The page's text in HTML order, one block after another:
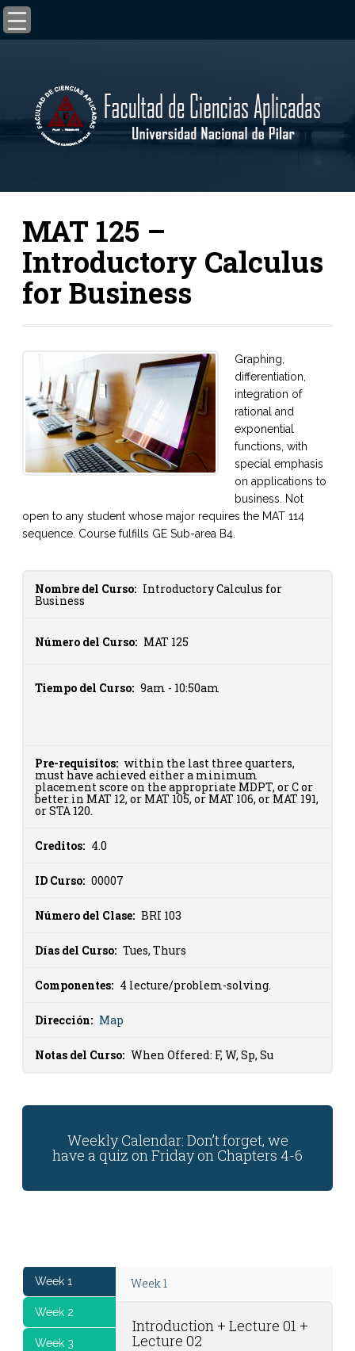
MAT 125 –
Introductory Calculus
for Business
Graphing,
differentiation,
integration of
rational and
exponential
functions, with
special emphasis
on applications to
business. Not
open to any student whose major requires the MAT 114
sequence. Course fulfills GE Sub-area B4.
Nombre del Curso: Introductory Calculus for
Business
Número del Curso: MAT 125
Tiempo del Curso: 9am - 10:50am
Pre-requisitos: within the last three quarters,
must have achieved either a minimum
placement score on the appropriate MDPT, or C or
better in MAT 12, or MAT 105, or MAT 106, or MAT 191,
or STA 120.
Creditos: 4.0
ID Curso: 00007
Número del Clase: BRI 103
Días del Curso: Tues, Thurs
Componentes: 4 lecture/problem-solving.
Dirección: Map
Notas del Curso: When Offered: F, W, Sp, Su
Weekly Calendar: Don’t forget, we
have a quiz on Friday on Chapters 4-6
Week 1
Week 2
Week 3
Week 1
Introduction + Lecture 01 +
Lecture 02